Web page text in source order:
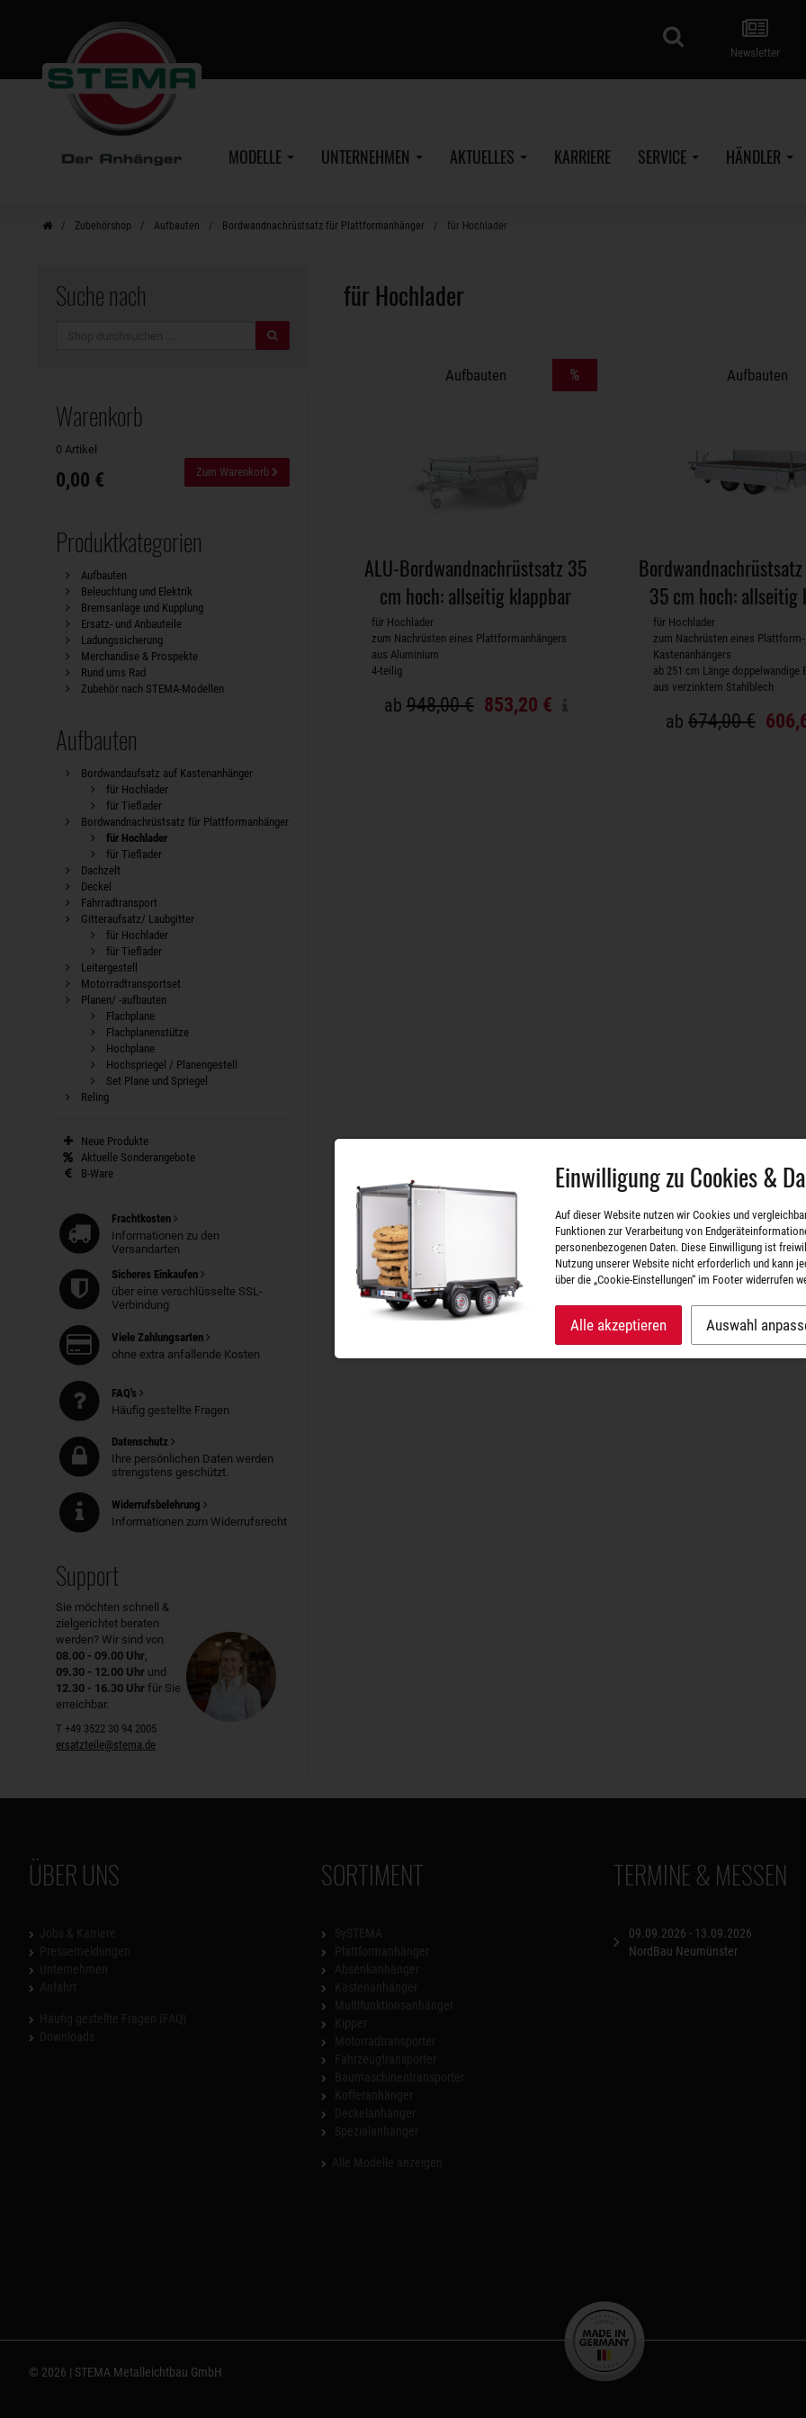
Newsletter
MODELLE UNTERNEHMEN AKTUELLES KARRIERE SERVICE HÄNDLER
Zubehörshop Aufbauten Bordwandnachrüstsatz für Plattformanhänger für Hochlader
für Hochlader
Aufbauten %
ALU-Bordwandnachrüstsatz 35
cm hoch: allseitig klappbar
für Hochlader
zum Nachrüsten eines Plattformanhängers
aus Aluminium
4-teilig
ab 948,00 € 853,20 €
Aufbauten
35 cm hoch: allseitig
für Hochlader
zum Nachrüsten eines
Kastenanhängers
ab 251 cm Länge doppelwandige
aus verzinktem Stahlblech
ab 674,00 €
Suche nach
Warenkorb
0 Artikel
0,00 € Zum Warenkorb
Produktkategorien
Aufbauten
Beleuchtung und Elektrik
Bremsanlage und Kupplung
Ersatz- und Anbauteile
Ladungssicherung
Merchandise & Prospekte
Rund ums Rad
Zubehör nach STEMA-Modellen
Aufbauten
Bordwandaufsatz auf Kastenanhänger
für Hochlader
für Tieflader
Bordwandnachrüstsatz für Plattformanhänger
für Hochlader
für Tieflader
Dachzelt
Deckel
Fahrradtransport
Gitteraufsatz/ Laubgitter
für Hochlader
für Tieflader
Leitergestell
Motorradtransportset
Planen/ -aufbauten
Flachplane
Flachplanenstütze
Hochplane
Hochspriegel / Planengestell
Set Plane und Spriegel
Reling
Neue Produkte
Aktuelle Sonderangebote
B-Ware
Frachtkosten
Informationen zu den
Versandarten
Sicheres Einkaufen
über eine verschlüsselte SSL-
Verbindung
Viele Zahlungsarten
ohne extra anfallende Kosten
FAQ's
Häufig gestellte Fragen
Datenschutz
Ihre persönlichen Daten werden
strengstens geschützt.
Widerrufsbelehrung
Informationen zum Widerrufsrecht
Support
Sie möchten schnell &
zielgerichtet beraten
werden? Wir sind von
08.00 - 09.00 Uhr,
09.30 - 12.00 Uhr und
12.30 - 16.30 Uhr für Sie
erreichbar.
T +49 3522 30 94 2005
ersatzteile@stema.de
ÜBER UNS SORTIMENT TERMINE & MESSEN
09.09.2026 - 13.09.2026
NordBau Neumünster
© 2026 | STEMA Metalleichtbau GmbH
Einwilligung zu Cookies &
Auf dieser Website nutzen wir Cookies und
Funktionen zur Verarbeitung von
personenbezogenen Daten. Diese Einwilligung ist
Nutzung unserer Website nicht erforderlich und kann
über die „Cookie-Einstellungen“ im Footer widerrufen
Alle akzeptieren Auswahl